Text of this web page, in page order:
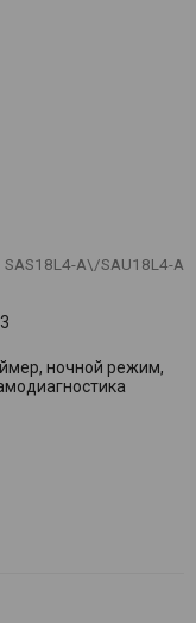
SAS18L4-A\/SAU18L4-A
ночной режим,